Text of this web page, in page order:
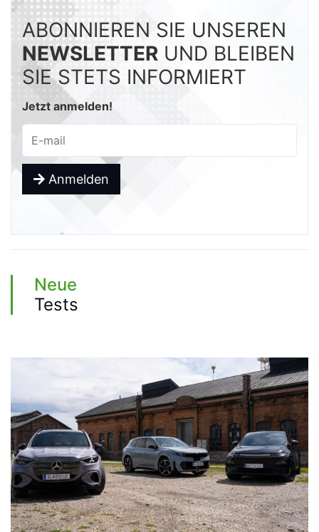
ABONNIEREN SIE UNSEREN
NEWSLETTER UND BLEIBEN
SIE STETS INFORMIERT
Jetzt anmelden!
Anmelden
Neue
Tests